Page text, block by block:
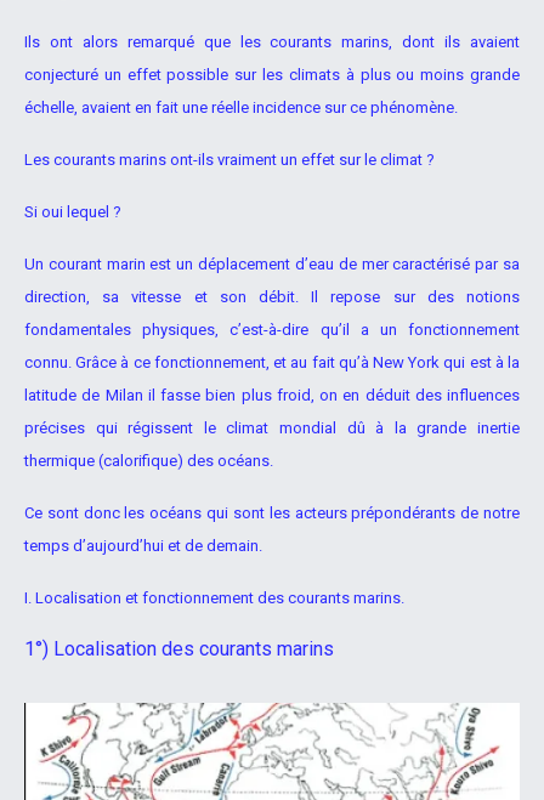
Ils ont alors remarqué que les courants marins, dont ils avaient
conjecturé un effet possible sur les climats à plus ou moins grande
échelle, avaient en fait une réelle incidence sur ce phénomène.
Les courants marins ont-ils vraiment un effet sur le climat ?
Si oui lequel ?
Un courant marin est un déplacement d’eau de mer caractérisé par sa
direction, sa vitesse et son débit. Il repose sur des notions
fondamentales physiques, c’est-à-dire qu’il a un fonctionnement
connu.Grâce à ce fonctionnement, et au fait qu’à New York qui est à la
latitudede Milan il fasse bien plus froid, on en déduit des influences
précises quirégissent le climat mondial dû à la grande inertie
thermique (calorifique) des océans.
Ce sont donc les océans qui sont les acteurs prépondérants de notre
temps d’aujourd’hui et de demain.
I. Localisation et fonctionnement des courants marins.
1°) Localisation des courants marins